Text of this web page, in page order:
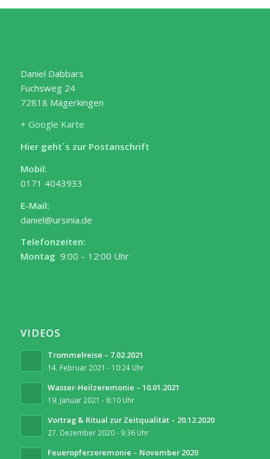
Daniel Dabbars
Fuchsweg 24
72818 Mägerkingen
+ Google Karte
Hier geht´s zur Postanschrift
Mobil:
0171 4043933
E-Mail:
daniel@ursinia.de
Telefonzeiten:
Montag 9:00 – 12:00 Uhr
VIDEOS
Trommelreise – 7.02.2021
14. Februar 2021 - 10:24 Uhr
Wasser-Heilzeremonie – 10.01.2021
19. Januar 2021 - 8:10 Uhr
Vortrag & Ritual zur Zeitqualität – 20.12.2020
27. Dezember 2020 - 9:36 Uhr
Feueropferzeremonie – November 2020